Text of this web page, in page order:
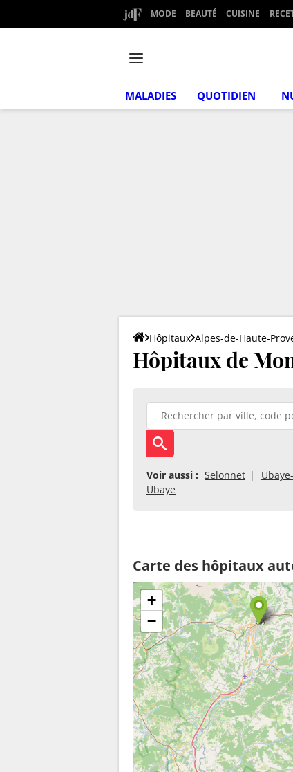
MODE BEAUTÉ CUISINE
MALADIES QUOTIDIEN
Hôpitaux Alpes-de-Haute-
Hôpitaux de
Voir aussi : Selonnet
Ubaye
Carte des hôpitaux
+
−